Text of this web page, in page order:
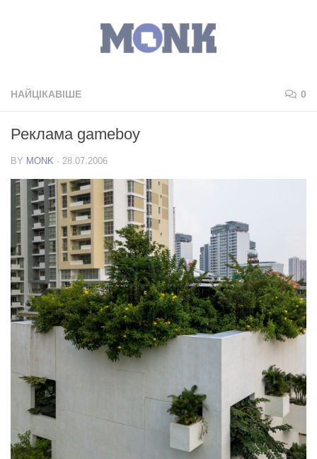
НАЙЦІКАВІШЕ 0
Реклама gameboy
BY MONK · 28.07.2006